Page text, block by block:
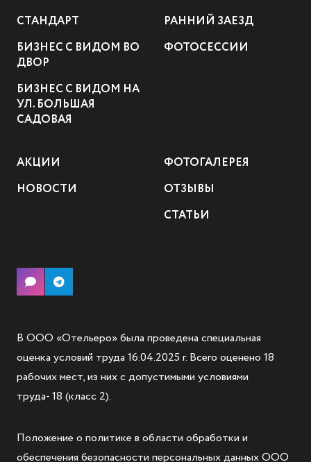
СТАНДАРТ
БИЗНЕС С ВИДОМ ВО
ДВОР
БИЗНЕС С ВИДОМ НА
УЛ. БОЛЬШАЯ
САДОВАЯ
РАННИЙ ЗАЕЗД
ФОТОСЕССИИ
АКЦИИ
НОВОСТИ
ФОТОГАЛЕРЕЯ
ОТЗЫВЫ
СТАТЬИ
В ООО «Отельеро» была проведена специальная
оценка условий труда 16.04.2025 г. Всего оценено 18
рабочих мест, из них с допустимыми условиями
труда- 18 (класс 2).
Положение о политике в области обработки и
обеспечения безопасности персональных данных ООО